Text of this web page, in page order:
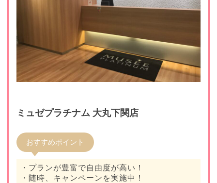
ミュゼプラチナム 大丸下関店
おすすめポイント
・プランが豊富で自由度が高い！
・随時、キャンペーンを実施中！